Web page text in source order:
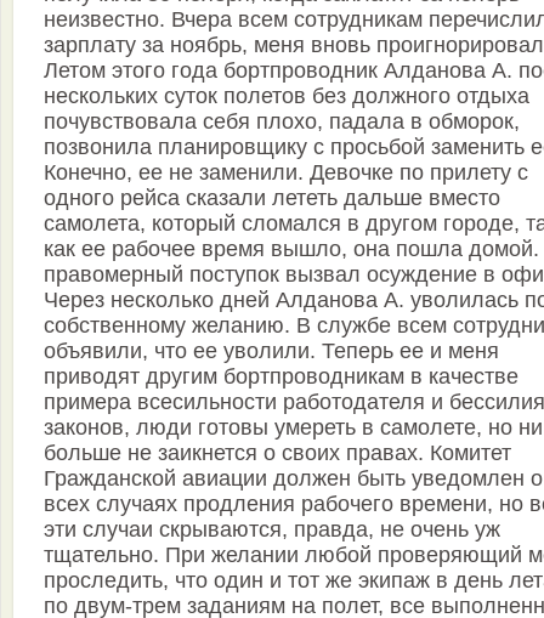
неизвестно. Вчера всем сотрудникам
зарплату за ноябрь, меня вновь
Летом этого года бортпроводник Алданова А.
нескольких суток полетов без должного отдыха
почувствовала себя плохо, падала в обморок,
позвонила планировщику с просьбой заменить
Конечно, ее не заменили. Девочке по прилету с
одного рейса сказали лететь дальше вместо
самолета, который сломался в другом городе,
как ее рабочее время вышло, она пошла
правомерный поступок вызвал осуждение в
Через несколько дней Алданова А. уволилась
собственному желанию. В службе всем
объявили, что ее уволили. Теперь ее и меня
приводят другим бортпроводникам в качестве
примера всесильности работодателя и бессилия
законов, люди готовы умереть в самолете, но
больше не заикнется о своих правах. Комитет
Гражданской авиации должен быть уведомлен
всех случаях продления рабочего времени, но
эти случаи скрываются, правда, не очень уж
тщательно. При желании любой проверяющий
проследить, что один и тот же экипаж в день
по двум-трем заданиям на полет, все